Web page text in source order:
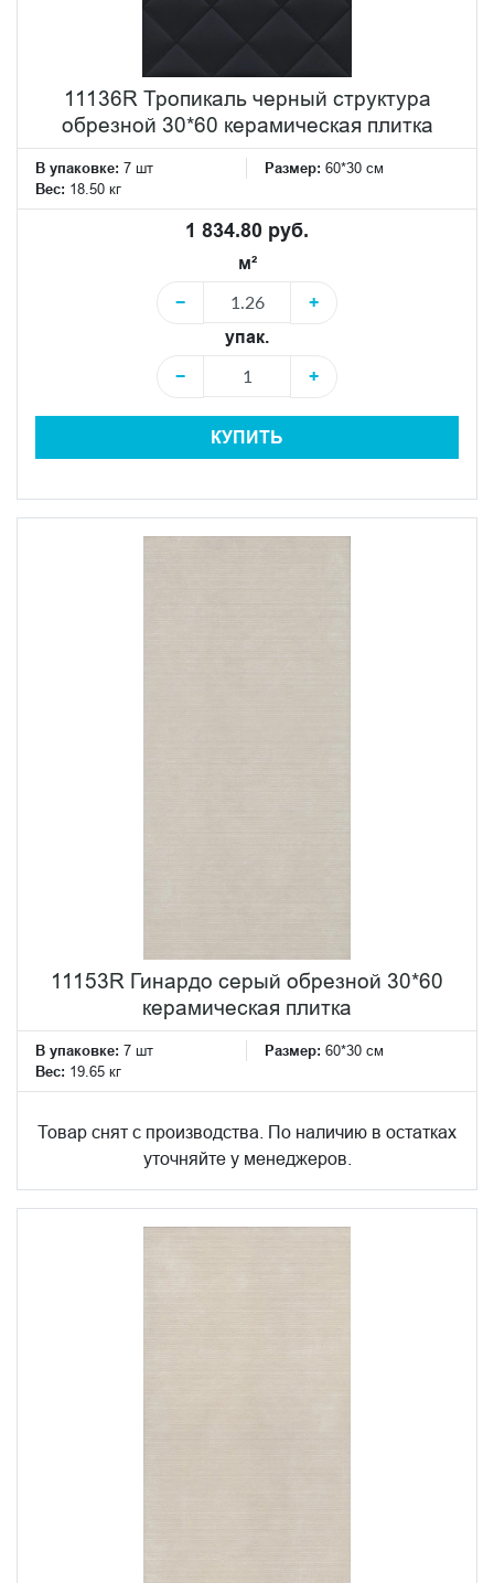
11136R Тропикаль черный структура
обрезной 30*60 керамическая плитка
В упаковке: 7 шт Размер: 60*30 см
Вес: 18.50 кг
1 834.80 руб.
м²
−
+
упак.
−
+
КУПИТЬ
11153R Гинардо серый обрезной 30*60
керамическая плитка
В упаковке: 7 шт Размер: 60*30 см
Вес: 19.65 кг
Товар снят с производства. По наличию в остатках
уточняйте у менеджеров.